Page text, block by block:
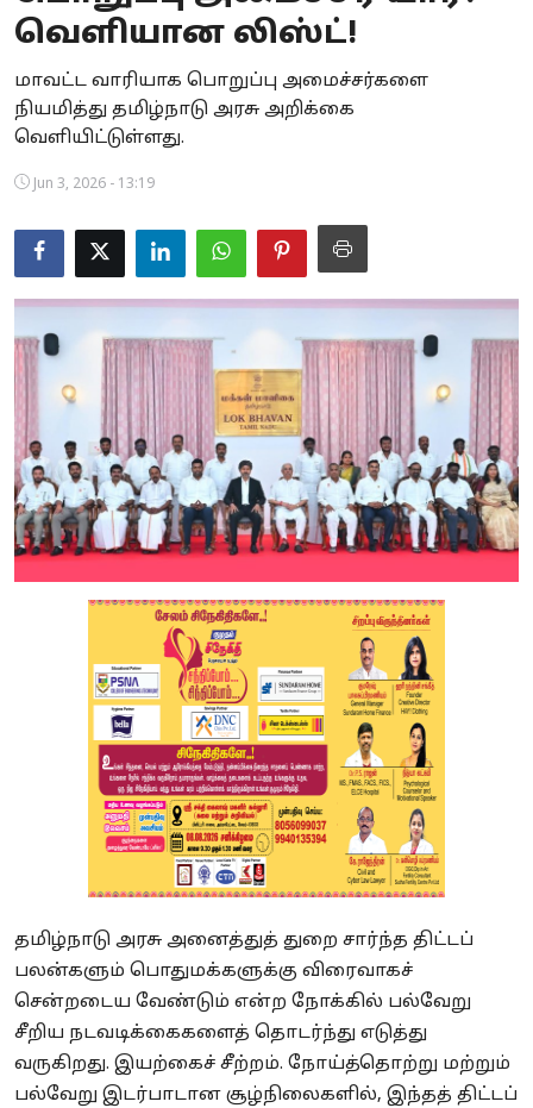
Business
Crime
Tamilnadu
National
World
Astrology
Spirituality
Weather
Politics
வெளியான லிஸ்ட்!
மாவட்ட வாரியாக பொறுப்பு அமைச்சர்களை
நியமித்து தமிழ்நாடு அரசு அறிக்கை
வெளியிட்டுள்ளது.
Jun 3, 2026 - 13:19
தமிழ்நாடு அரசு அனைத்துத் துறை சார்ந்த திட்டப்
பலன்களும் பொதுமக்களுக்கு விரைவாகச்
சென்றடைய வேண்டும் என்ற நோக்கில் பல்வேறு
சீறிய நடவடிக்கைகளைத் தொடர்ந்து எடுத்து
வருகிறது. இயற்கைச் சீற்றம். நோய்த்தொற்று மற்றும்
பல்வேறு இடர்பாடான சூழ்நிலைகளில், இந்தத் திட்டப்